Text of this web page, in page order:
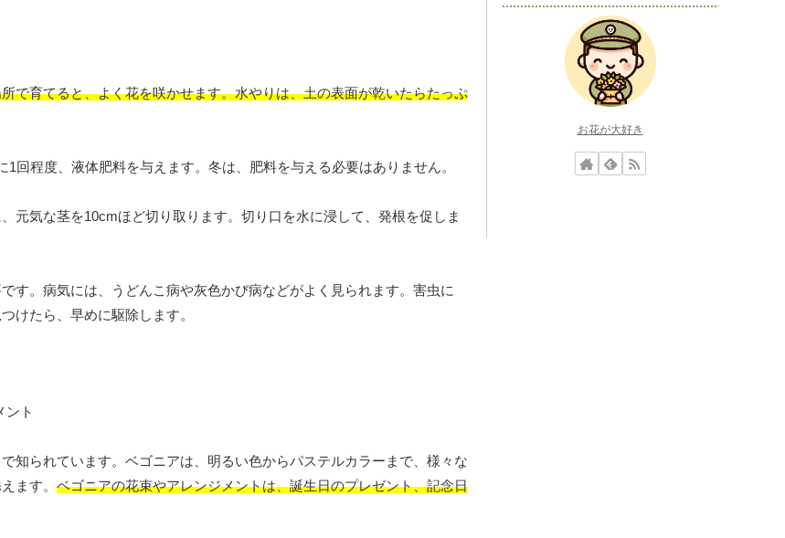
で育てると、よく花を咲かせます。水やりは、土の表面が乾いたらたっぷ
回程度、液体肥料を与えます。冬は、肥料を与える必要はありません。
元気な茎を10cmほど切り取ります。切り口を水に浸して、発根を促しま
す。病気には、うどんこ病や灰色かび病などがよく見られます。害虫に
けたら、早めに駆除します。
知られています。ベゴニアは、明るい色からパステルカラーまで、様々な
ます。 ベゴニアの花束やアレンジメントは、誕生日のプレゼント、記念日
お花が大好き